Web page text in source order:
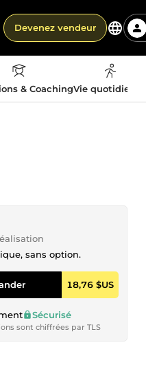
Devenez vendeur
& CoachingVie
sans option.
18,76 $US
Sécurisé
sont chiffrées par TLS